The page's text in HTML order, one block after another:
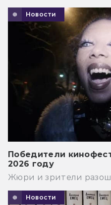
Новости
Победители
2026 году
Жюри и зрители
Новости